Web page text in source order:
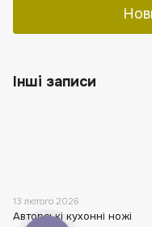
Інші записи
13 лютого 2026
Авторські кухонні ножі